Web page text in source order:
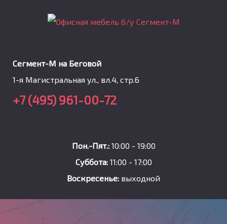
Сегмент-М на Беговой
1-я Магистральная ул., вл.4, стр.6
+7 (495) 961-00-72
Пон.-Пят.: 10:00 - 19:00
Суббота:11:00 - 17:00
Воскресенье: выходной